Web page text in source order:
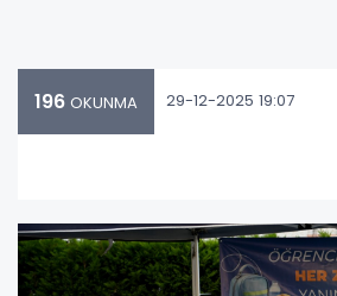
196 OKUNMA 29-12-2025 19:07